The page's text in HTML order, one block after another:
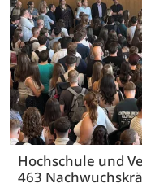
Hochschule und
463